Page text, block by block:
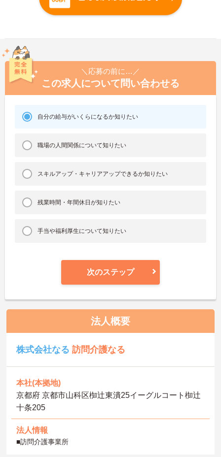
＼応募の前に…／
この求人について問い合わせる
自分の給与がいくらになるか知りたい
職場の人間関係について知りたい
スキルアップ・キャリアアップできるか知りたい
残業時間・年間休日が知りたい
手当や福利厚生について知りたい
次のステップ
法人概要
株式会社なる訪問介護なる
本社(本拠地)
京都府 京都市山科区椥辻東潰25イーグルコート椥辻
十条205
法人情報
■訪問介護事業所